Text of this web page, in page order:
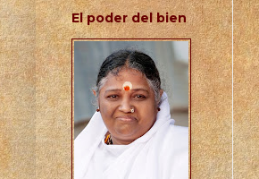
El poder del bien